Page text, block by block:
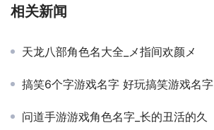
相关新闻
天龙八部角色名大全_メ指间欢颜メ
搞笑6个字游戏名字 好玩搞笑游戏名字
问道手游游戏角色名字_长的丑活的久